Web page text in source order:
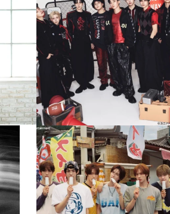
💡08/05(水)23:00特番放送！
...
8月 4
4 0
musicjapantv
💡8月特番放送決定！
...
8月 4
5 0